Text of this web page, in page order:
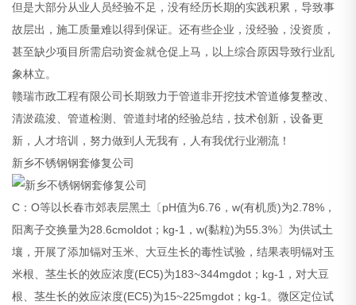
但是大部分从业人员经验不足，没有经历长期的实践积累，导致事
故层出，施工质量难以得到保证。还有些企业，没经验，没资质，
甚至缺少项目所需启动资金就仓促上马，以上综合原因导致行业乱
象林立。
赣瑞市政工程有限公司长期致力于管道非开挖技术管道修复整改、
清淤疏浚、管道检测、管道封堵的经验总结，技术创新，设备更
新，人才培训，努力做到人无我有，人有我优行业潮流！
新乡不锈钢钢套修复公司
C：O等以长春市郊表层黑土〔pH值为6.76，w(有机质)为2.78%，
阳离子交换量为28.6cmoldot；kg-1，w(黏粒)为55.3%〕为供试土
壤，开展了添加镉对玉米、大豆生长的毒性试验，结果表明镉对玉
米根、茎生长的效应浓度(EC5)为183~344mgdot；kg-1，对大豆
根、茎生长的效应浓度(EC5)为15~225mgdot；kg-1。微区定位试